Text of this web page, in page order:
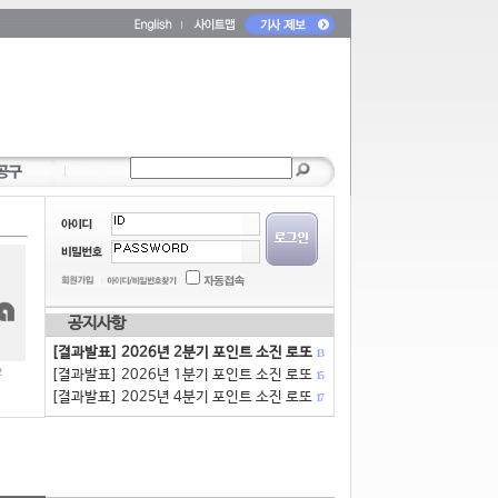
공지사항
[결과발표] 2026년 2분기 포인트 소진 로또 13
[결과발표] 2026년 1분기 포인트 소진 로또 15
[결과발표] 2025년 4분기 포인트 소진 로또 17